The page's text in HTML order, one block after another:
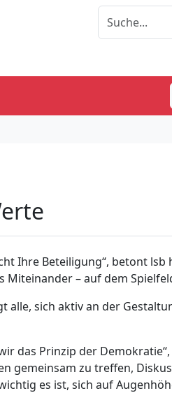
Ihre Beteiligung“, betont lsb
Miteinander – auf dem
sich aktiv an der
das Prinzip der
gemeinsam zu treffen,
es ist, sich auf